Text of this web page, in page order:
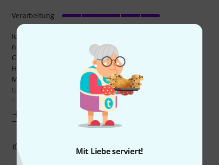
Mit Liebe serviert!
Ich benutze für selbst konfektionierte Gitarrenkabel
normalerwiese die schwarze Variante, aus rein optischen
Gründen brauchte ich dieses Mal die "metallischen".
Hier wie dort: Die Konstruktion ist prima, Löten und
Montage gehen einfach, Zugentlastung und Knickschutz
tuen danach offenbar ihren Dienst - ich musste bislang
keine Lötstellen nachbessern, keinen Stecker
Verarbeitung